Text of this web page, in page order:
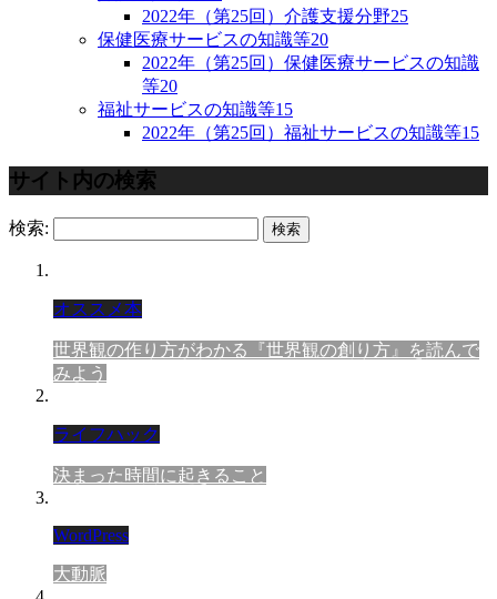
2022年（第25回）介護支援分野25
保健医療サービスの知識等20
2022年（第25回）保健医療サービスの知識
等20
福祉サービスの知識等15
2022年（第25回）福祉サービスの知識等15
サイト内の検索
検索:
オススメ本
世界観の作り方がわかる『世界観の創り方』を読んで
みよう
ライフハック
決まった時間に起きること
WordPress
大動脈